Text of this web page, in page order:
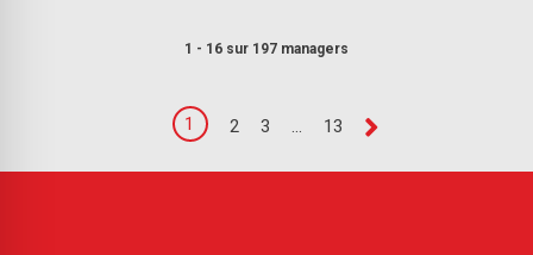
1 - 16 sur 197 managers
1 2 3 ... 13